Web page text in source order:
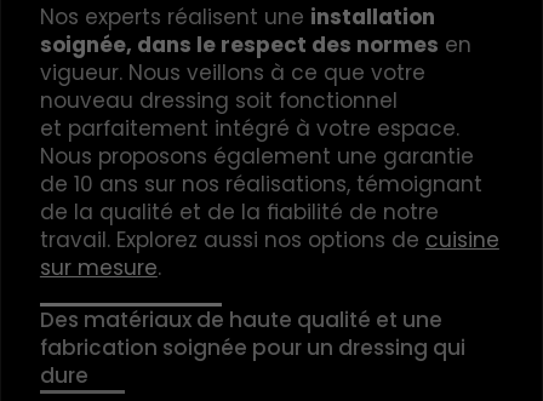
Nos experts réalisent une installation
soignée, dans le respect des normes en
vigueur. Nous veillons à ce que votre
nouveau dressing soit fonctionnel
et parfaitement intégré à votre espace.
Nous proposons également une garantie
de 10 ans sur nos réalisations, témoignant
de la qualité et de la fiabilité de notre
travail. Explorez aussi nos options de cuisine
sur mesure.
Des matériaux de haute qualité et une
fabrication soignée pour un dressing qui
dure